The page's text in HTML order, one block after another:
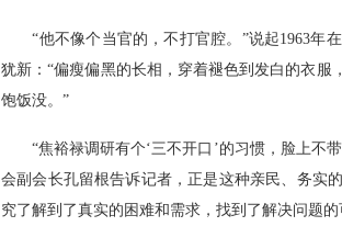
“他不像个当官的，不打官腔。”说起1963年
犹新：“偏瘦偏黑的长相，穿着褪色到发白的衣
饱饭没。”
“焦裕禄调研有个‘三不开口’的习惯，脸上不
会副会长孔留根告诉记者，正是这种亲民、务实
究了解到了真实的困难和需求，找到了解决问题的